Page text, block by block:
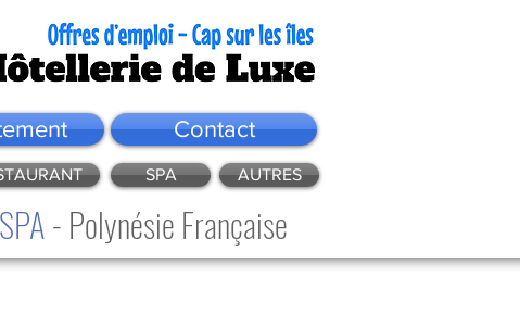
Contact
SPA AUTRES
- Polynésie Française